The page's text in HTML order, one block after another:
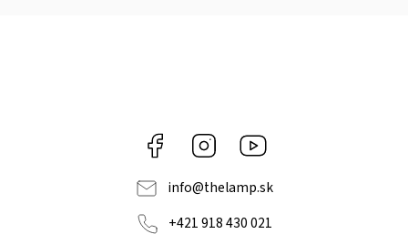
Facebook Instagram
info@thelamp.sk
+421 918 430 021